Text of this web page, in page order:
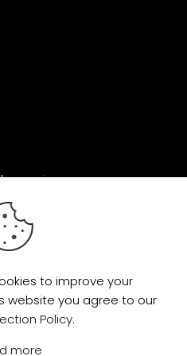
music.com
Music | All Rights
byAMP Studio
to improve your
website you agree to our
Policy.
more